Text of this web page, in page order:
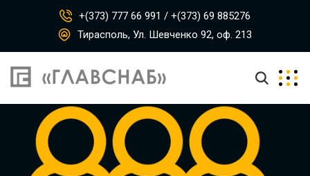
+(373) 777 66 991 / +(373) 69 885276
Тирасполь, Ул. Шевченко 92, оф. 213